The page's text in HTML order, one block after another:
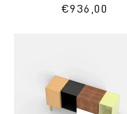
Prix
€936,00